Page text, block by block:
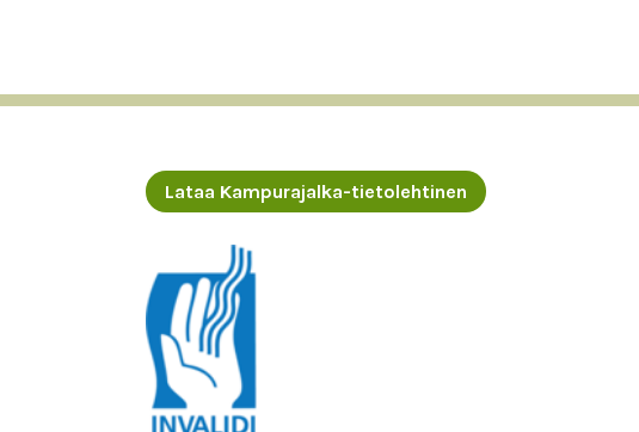
Lataa Kampurajalka-tietolehtinen